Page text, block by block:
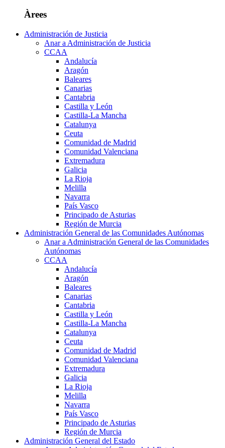
Àrees
Administración de Justicia
Anar a Administración de Justicia
CCAA
Andalucía
Aragón
Baleares
Canarias
Cantabria
Castilla y León
Castilla-La Mancha
Catalunya
Ceuta
Comunidad de Madrid
Comunidad Valenciana
Extremadura
Galicia
La Rioja
Melilla
Navarra
País Vasco
Principado de Asturias
Región de Murcia
Administración General de las Comunidades Autónomas
Anar a Administración General de las Comunidades
Autónomas
CCAA
Andalucía
Aragón
Baleares
Canarias
Cantabria
Castilla y León
Castilla-La Mancha
Catalunya
Ceuta
Comunidad de Madrid
Comunidad Valenciana
Extremadura
Galicia
La Rioja
Melilla
Navarra
País Vasco
Principado de Asturias
Región de Murcia
Administración General del Estado